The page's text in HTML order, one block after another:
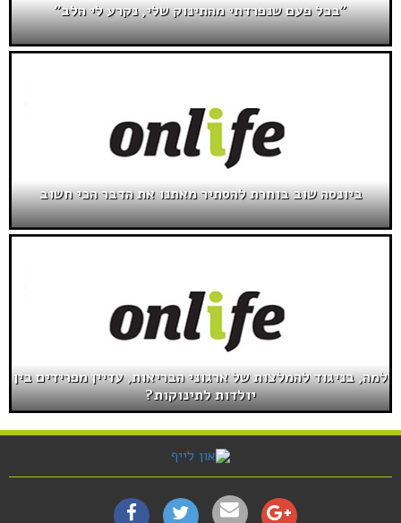
"בכל פעם שנפרדתי מהתינוק שלי, נקרע לי הלב"
ביונסה שוב בוחרת להסתיר מאתנו את הדבר הכי חשוב
למה, בניגוד להמלצות של ארגוני הבריאות, עדיין מפרידים בין
יולדות לתינוקות?